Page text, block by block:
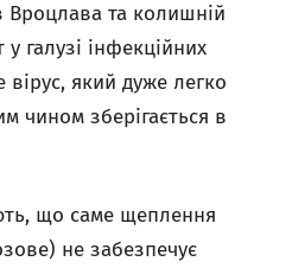
Вроцлава та колишній
галузі інфекційних
який дуже легко
чином зберігається в
що саме щеплення
не забезпечує